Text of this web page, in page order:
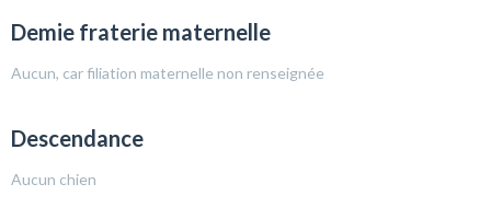
Demie fraterie maternelle
Aucun, car filiation maternelle non renseignée
Descendance
Aucun chien